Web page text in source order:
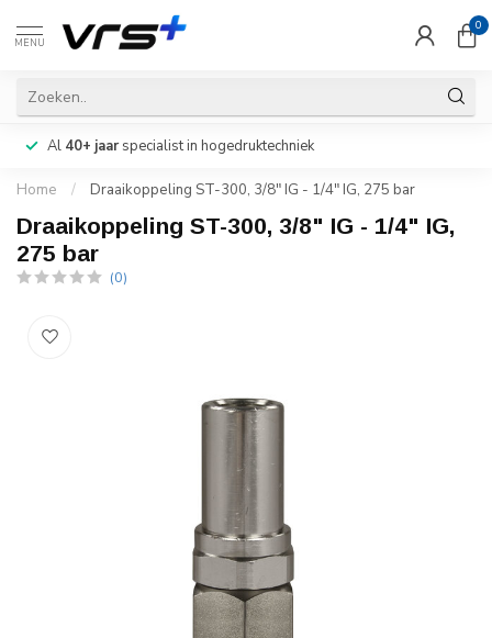
MENU
0
Al 40+ jaarspecialist in hogedruktechniek
Home / Draaikoppeling ST-300, 3/8" IG - 1/4" IG, 275 bar
Draaikoppeling ST-300, 3/8" IG - 1/4" IG,
275 bar
(0)